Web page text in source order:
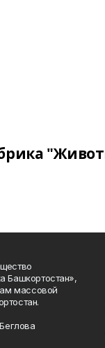
Башкортостан»,
массовой